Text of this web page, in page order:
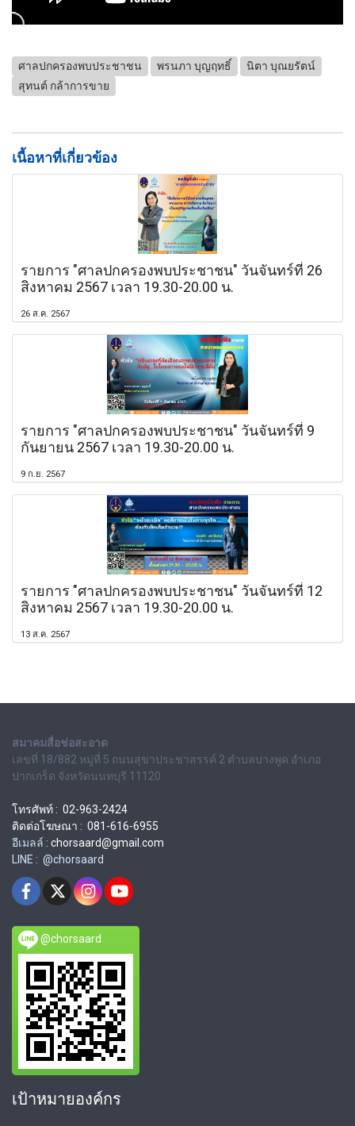
ศาลปกครองพบประชาชน พรนภา บุญฤทธิ์
นิตา บุณยรัตน์
สุทนต์ กล้าการขาย
เนื้อหาที่เกี่ยวข้อง
รายการ "ศาลปกครองพบประชาชน" วันจันทร์ที่ 26
สิงหาคม 2567 เวลา 19.30-20.00 น.
26 ส.ค. 2567
รายการ "ศาลปกครองพบประชาชน" วันจันทร์ที่ 9
กันยายน 2567 เวลา 19.30-20.00 น.
9 ก.ย. 2567
รายการ "ศาลปกครองพบประชาชน" วันจันทร์ที่ 12
สิงหาคม 2567 เวลา 19.30-20.00 น.
13 ส.ค. 2567
สมาคมสื่อช่อสะอาด
เลขที่ 18/882 หมู่ที่ 5 ถนนสุขาประชาสรรค์ 2 ตำบลบางพูด อำเภอ
ปากเกร็ด จังหวัดนนทบุรี 11120
โทรศัพท์ : 02-963-2424
ติดต่อโฆษณา : 081-616-6955
อีเมลล์ : chorsaard@gmail.com
LINE : @chorsaard
@chorsaard
เป้าหมายองค์กร